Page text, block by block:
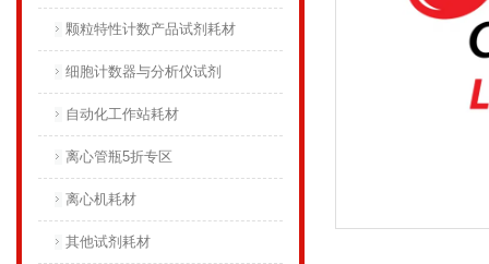
颗粒特性计数产品试剂耗材
细胞计数器与分析仪试剂
自动化工作站耗材
离心管瓶5折专区
离心机耗材
其他试剂耗材